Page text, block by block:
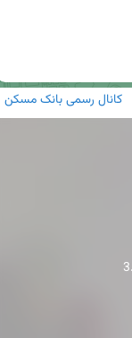
کانال رسمی بانک مسکن